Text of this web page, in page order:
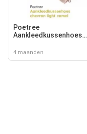
Poetree
Aankleedkussenhoes
4 maanden